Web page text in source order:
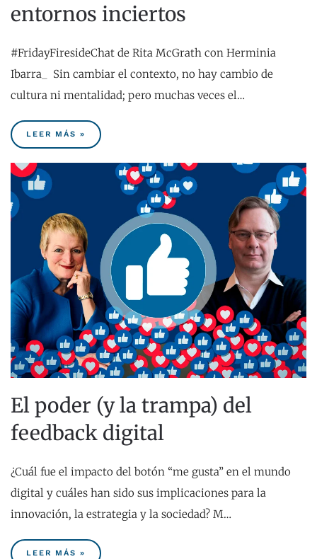
entornos inciertos
#FridayFiresideChat de Rita McGrath con Herminia
Ibarra_ Sin cambiar el contexto, no hay cambio de
cultura ni mentalidad; pero muchas veces el…
LEER MÁS »
El poder (y la trampa) del
feedback digital
¿Cuál fue el impacto del botón “me gusta” en el mundo
digital y cuáles han sido sus implicaciones para la
innovación, la estrategia y la sociedad? M…
LEER MÁS »